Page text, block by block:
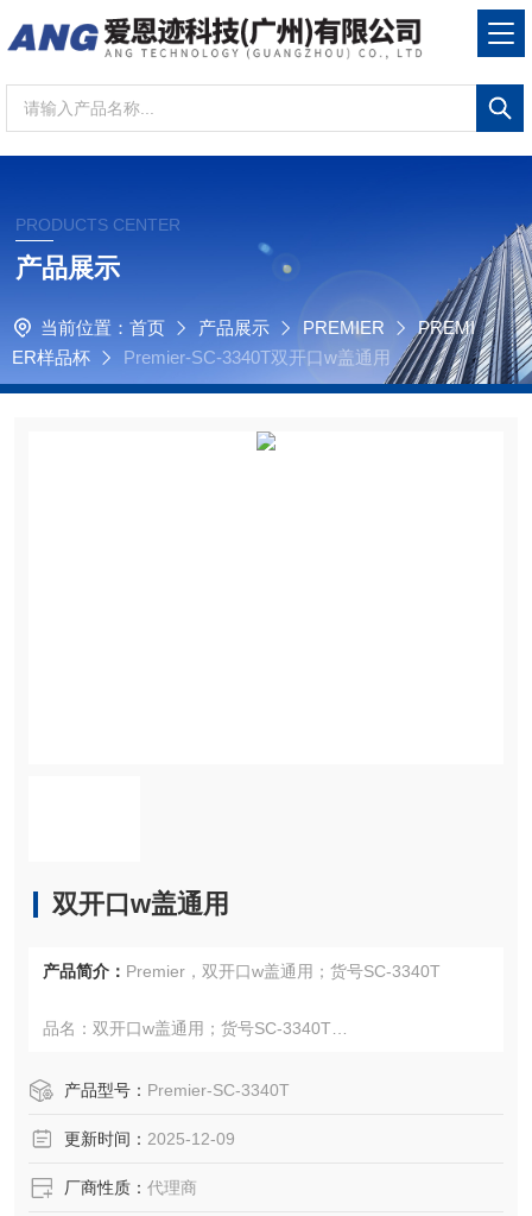
PRODUCTS CENTER
产品展示
当前位置： 首页 产品展示 PREMIER
PREMI
ER样品杯
Premier-SC-3340T双开口w盖通用
双开口w盖通用
产品简介： Premier，双开口w盖通用；货号SC-3340T
品名：双开口w盖通用；货号SC-3340T
品牌：美国Premier Lab (*）
起订量：1盒以上。
美国Premier XRF样品膜，样品杯等等：
产品型号： Premier-SC-3340T
更新时间： 2025-12-09
厂商性质： 代理商